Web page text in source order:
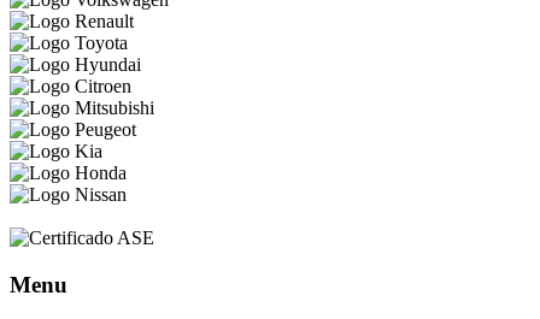
Menu